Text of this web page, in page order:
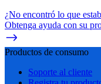
¿No encontró lo que
Obtenga ayuda con su
Productos de consumo
Soporte al cliente